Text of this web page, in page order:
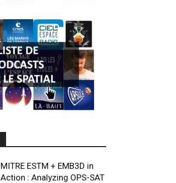
MITRE ESTM + EMB3D in
Action : Analyzing OPS-SAT